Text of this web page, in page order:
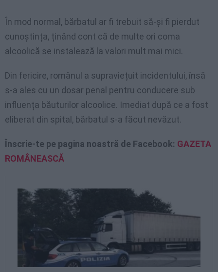
În mod normal, bărbatul ar fi trebuit să-și fi pierdut
cunoștința, ținând cont că de multe ori coma
alcoolică se instalează la valori mult mai mici.
Din fericire, românul a supraviețuit incidentului, însă
s-a ales cu un dosar penal pentru conducere sub
influența băuturilor alcoolice. Imediat după ce a fost
eliberat din spital, bărbatul s-a făcut nevăzut.
Înscrie-te pe pagina noastră de Facebook: GAZETA
ROMÂNEASCĂ